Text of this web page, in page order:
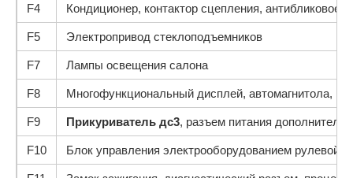
F4 Кондиционер, контактор сцепления, антибликовое
F5 Электропривод стеклоподъемников
F7 Лампы освещения салона
F8 Многофункциональный дисплей, автомагнитола,
F9 Прикуриватель дс3, разъем питания
F10 Блок управления электрооборудованием рулевой